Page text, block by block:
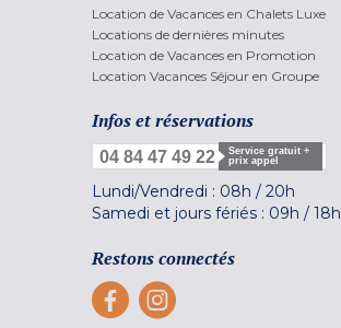
Location de Vacances en Chalets Luxe
Locations de dernières minutes
Location de Vacances en Promotion
Location Vacances Séjour en Groupe
Infos et réservations
04 84 47 49 22
Service gratuit +
prix appel
Lundi/Vendredi : 08h / 20h
Samedi et jours fériés : 09h / 18h
Restons connectés